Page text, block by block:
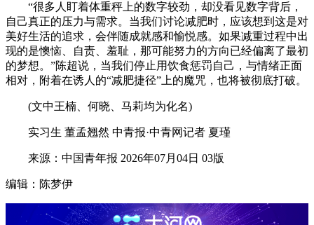
“很多人盯着体重秤上的数字较劲，却没看见数字背后，
自己真正的压力与需求。当我们讨论减肥时，应该想到这是对
美好生活的追求，会伴随成就感和愉悦感。如果减重过程中出
现的是懊恼、自责、羞耻，那可能努力的方向已经偏离了最初
的梦想。”陈超说，当我们停止用饮食惩罚自己，与情绪正面
相对，附着在诱人的“减肥捷径”上的魔咒，也将被彻底打破。
(文中王楠、何晓、马莉均为化名)
实习生 董孟翘然 中青报·中青网记者 夏瑾
来源：中国青年报 2026年07月04日 03版
编辑：陈梦伊